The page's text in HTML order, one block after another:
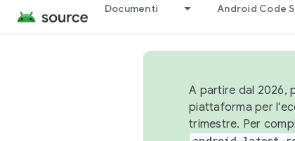
Documenti Android Code
A partire dal 2026,
piattaforma per
trimestre. Per